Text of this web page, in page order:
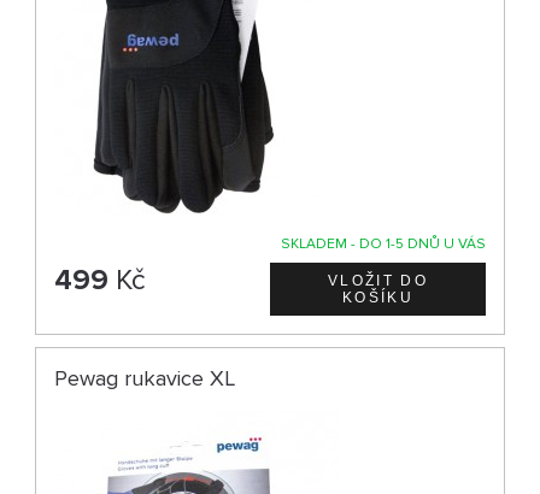
SKLADEM - DO 1-5 DNŮ U VÁS
499 Kč
Pewag rukavice XL